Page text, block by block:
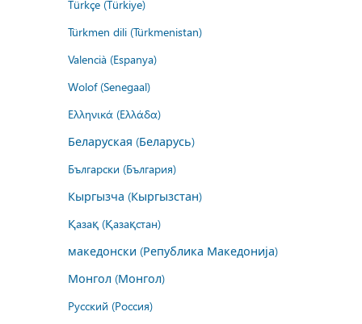
Türkçe (Türkiye)
Türkmen dili (Türkmenistan)
Valencià (Espanya)
Wolof (Senegaal)
Ελληνικά (Ελλάδα)
Беларуская (Беларусь)
Български (България)
Кыргызча (Кыргызстан)
Қазақ (Қазақстан)
македонски (Република Македонија)
Монгол (Монгол)
Русский (Россия)